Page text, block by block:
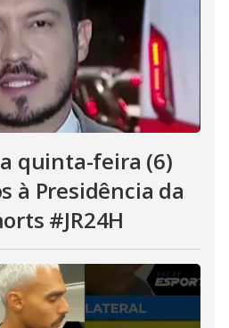
quinta-feira (6)
à Presidência da
#JR24H